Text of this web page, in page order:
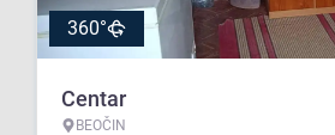
360°
Centar
BEOČIN